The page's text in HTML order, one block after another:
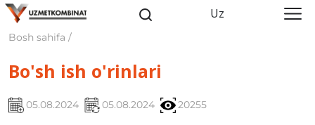
Uz
Bosh sahifa /
Bo'sh ish o'rinlari
05.08.2024 05.08.2024 20255